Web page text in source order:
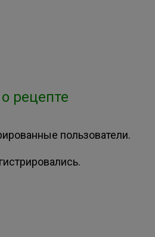
рецепте
пользователи.